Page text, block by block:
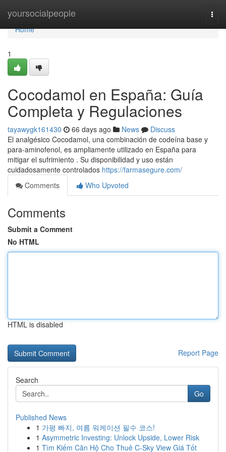
yoursocialpeople
Home
Home
1
Cocodamol en España: Guía
Completa y Regulaciones
tayawygk161430 66 days ago News
Discuss
El analgésico Cocodamol, una combinación de codeína base y
para-aminofenol, es ampliamente utilizado en España para
mitigar el sufrimiento . Su disponibilidad y uso están
cuidadosamente controlados https://farmasegure.com/
Comments
Who Upvoted
Comments
Submit a Comment
No HTML
HTML is disabled
Report Page
Search
Go
Published News
1 가평 빠지, 여름 워케이션 필수 코스!
1 Asymmetric Investing: Unlock Upside, Lower Risk
1 Tìm Kiếm Căn Hộ Cho Thuê C-Sky View Giá Tốt